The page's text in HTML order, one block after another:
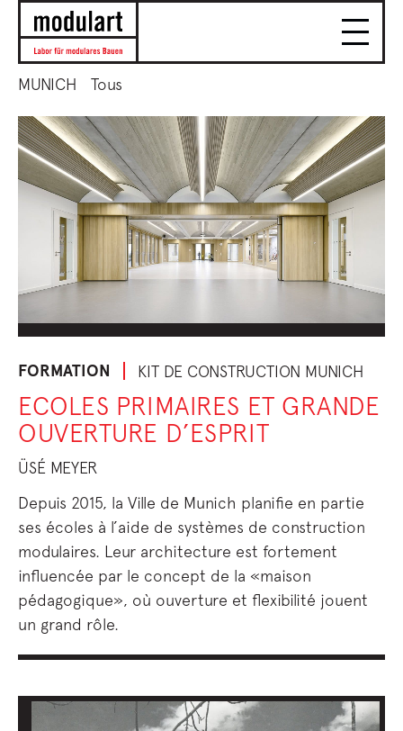
MUNICH Tous
FORMATION KIT DE CONSTRUCTION MUNICH
ECOLES PRIMAIRES ET GRANDE
OUVERTURE D’ESPRIT
ÜSÉ MEYER
Depuis 2015, la Ville de Munich planifie en partie
ses écoles à l’aide de systèmes de construction
modulaires. Leur architecture est fortement
influencée par le concept de la «maison
pédagogique», où ouverture et flexibilité jouent
un grand rôle.